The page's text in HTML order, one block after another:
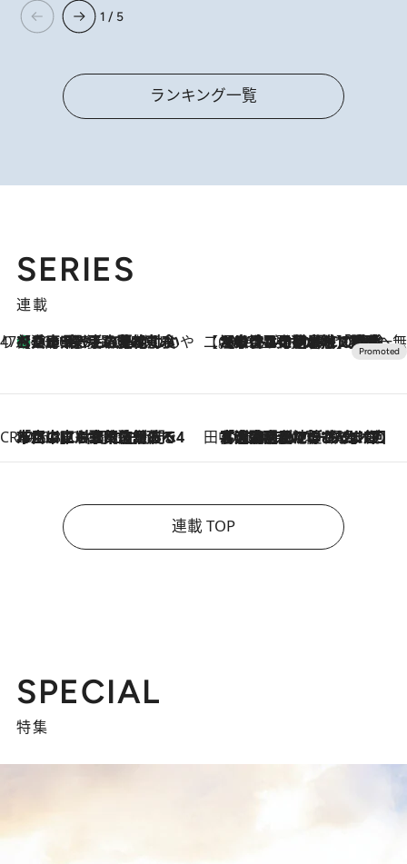
1 / 5
ランキング一覧
SERIES
連載
47都道府県の手みやげ ひんやりスイーツで夏を満喫
2026.8.8
【兵庫県】この夏絶対食べたい 冷やしておいしいおやつ3選 淡路島の恵みをジェラートに集約 【CREA×星野リゾート】唯一無二。癒しと発見が待つ場所へ
2026.8.7
【トンボの足水浴】ヒノキの香りに包まれて涼感マックス！約13℃の湧水かけ流しを避暑地「星野温泉 トンボの湯」で体験
CREA'S CHOICE
2026.8.7
「立川にも歌舞伎があるんだよ」 片岡仁左衛門・市川中車ら豪華座組みで4年目の立川立飛歌舞伎へ 田中稲の勝手に再ブーム
2026.8.7
「湘南乃風に憧れて」観客大盛上がりの“タオル回し”に、ラッパー顔負けの高速歌唱まで…さだまさし（74）のアグレッシブすぎる現在地
連載 TOP
SPECIAL
特集